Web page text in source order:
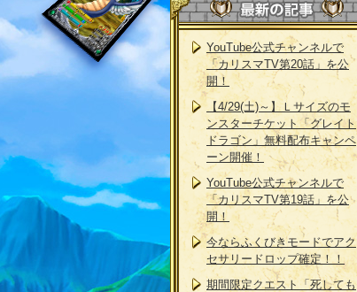
YouTube公式チャンネルで
「カリスマTV第20話」を公
開！
【4/29(土)～】Ｌサイズのモ
ンスターチケット「グレイト
ドラゴン」無料配布キャンペ
ーン開催！
YouTube公式チャンネルで
「カリスマTV第19話」を公
開！
今ならふくびきモードでアク
セサリードロップ確定！！
期間限定クエスト「死しても